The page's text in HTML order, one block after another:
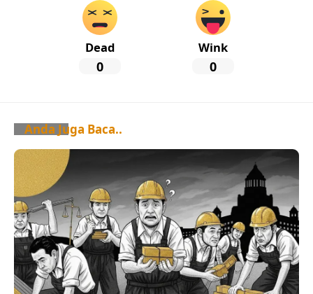
Dead
0
Wink
0
Anda Juga Baca..